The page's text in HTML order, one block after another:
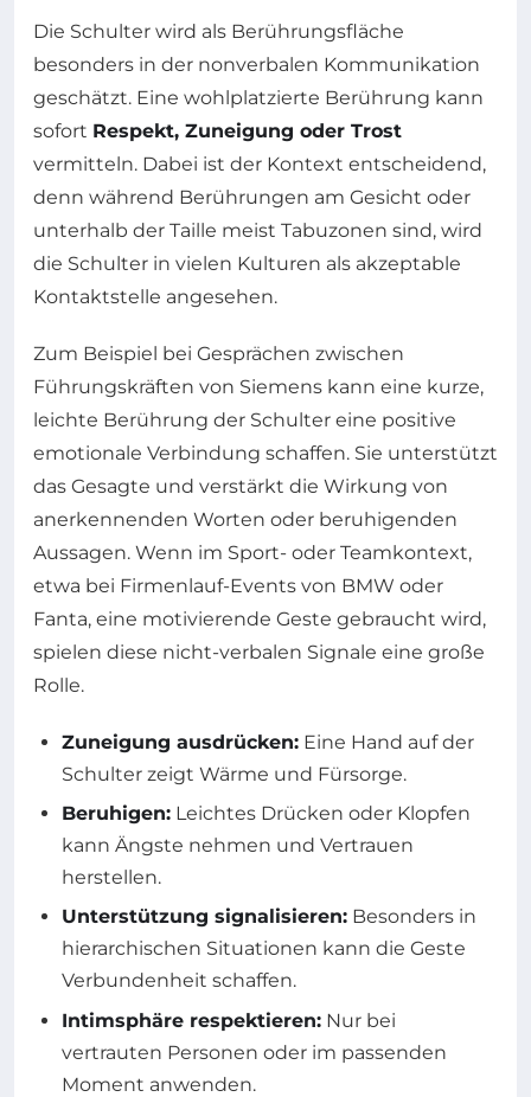
Die Schulter wird als Berührungsfläche
besonders in der nonverbalen Kommunikation
geschätzt. Eine wohlplatzierte Berührung kann
sofort Respekt, Zuneigung oder Trost
vermitteln. Dabei ist der Kontext entscheidend,
denn während Berührungen am Gesicht oder
unterhalb der Taille meist Tabuzonen sind, wird
die Schulter in vielen Kulturen als akzeptable
Kontaktstelle angesehen.
Zum Beispiel bei Gesprächen zwischen
Führungskräften von Siemens kann eine kurze,
leichte Berührung der Schulter eine positive
emotionale Verbindung schaffen. Sie unterstützt
das Gesagte und verstärkt die Wirkung von
anerkennenden Worten oder beruhigenden
Aussagen. Wenn im Sport- oder Teamkontext,
etwa bei Firmenlauf-Events von BMW oder
Fanta, eine motivierende Geste gebraucht wird,
spielen diese nicht-verbalen Signale eine große
Rolle.
Zuneigung ausdrücken: Eine Hand auf der
Schulter zeigt Wärme und Fürsorge.
Beruhigen: Leichtes Drücken oder Klopfen
kann Ängste nehmen und Vertrauen
herstellen.
Unterstützung signalisieren: Besonders in
hierarchischen Situationen kann die Geste
Verbundenheit schaffen.
Intimsphäre respektieren: Nur bei
vertrauten Personen oder im passenden
Moment anwenden.